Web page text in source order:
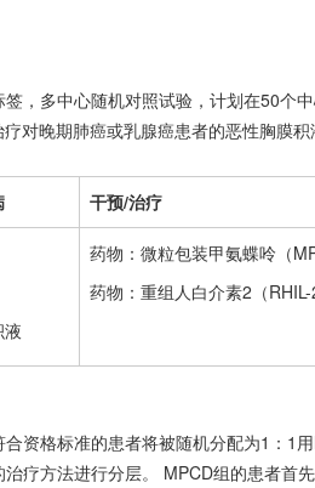
，多中心随机对照试验，计划在50个
对晚期肺癌或乳腺癌患者的恶性胸膜积
干预/治疗
药物：微粒包装甲氨蝶呤（
药物：重组人白介素2（RHIL-
资格标准的患者将被随机分配为1：1
疗方法进行分层。 MPCD组的患者首